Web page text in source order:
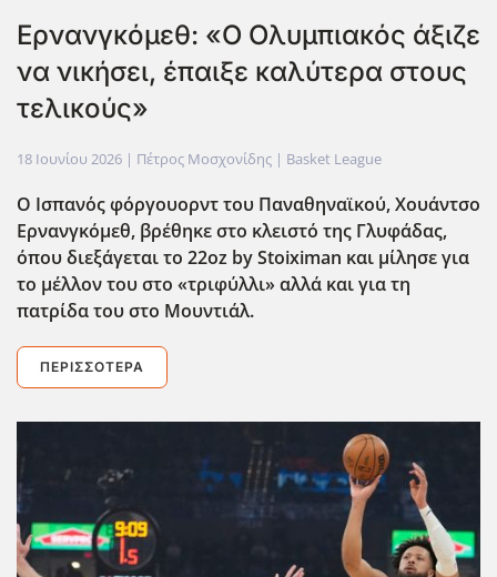
Ερνανγκόμεθ: «Ο Ολυμπιακός άξιζε
να νικήσει, έπαιξε καλύτερα στους
τελικούς»
18 Ιουνίου 2026 | Πέτρος Μοσχονίδης | Basket League
Ο Ισπαν΄ος φόργουορντ του Παναθηναϊκού, Χουάντσο
Ερνανγκόμεθ, βρέθηκε στο κλειστό της Γλυφάδας,
όπου διεξάγεται το 22oz by Stoiximan και μίλησε για
το μέλλον του στο «τριφύλλι» αλλά και για τη
πατρίδα του στο Μουντιάλ.
ΠΕΡΙΣΣΌΤΕΡΑ